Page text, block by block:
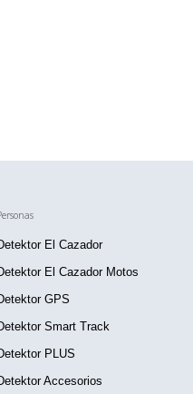
El Cazador
El Cazador Motos
GPS
Smart Track
PLUS
Accesorios